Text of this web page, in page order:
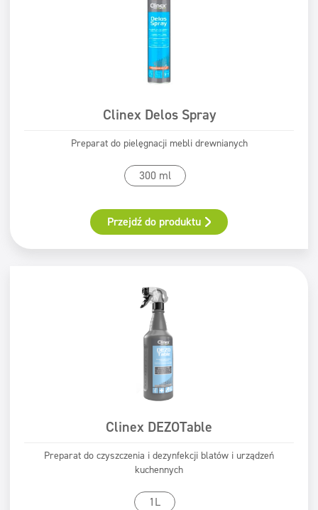
Clinex Delos Spray
Preparat do pielęgnacji mebli drewnianych
300 ml
Przejdź do produktu
Clinex DEZOTable
Preparat do czyszczenia i dezynfekcji blatów i urządzeń
kuchennych
1L